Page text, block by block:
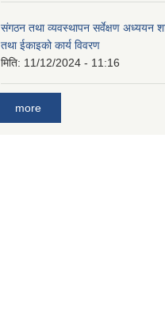
संगठन तथा व्यवस्थापन सर्वेक्षण अध्ययन
तथा ईकाइको कार्य विवरण
मिति: 11/12/2024 - 11:16
more